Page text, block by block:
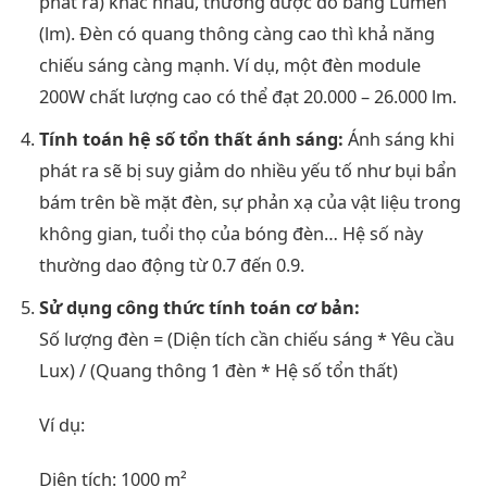
(lm). Đèn có quang thông càng cao thì khả năng
chiếu sáng càng mạnh. Ví dụ, một đèn module
200W chất lượng cao có thể đạt 20.000 – 26.000 lm.
Tính toán hệ số tổn thất ánh sáng: Ánh sáng khi
phát ra sẽ bị suy giảm do nhiều yếu tố như bụi bẩn
bám trên bề mặt đèn, sự phản xạ của vật liệu trong
không gian, tuổi thọ của bóng đèn… Hệ số này
thường dao động từ 0.7 đến 0.9.
Sử dụng công thức tính toán cơ bản:
Số lượng đèn = (Diện tích cần chiếu sáng * Yêu cầu
Lux) / (Quang thông 1 đèn * Hệ số tổn thất)
Ví dụ:
Diện tích: 1000 m²